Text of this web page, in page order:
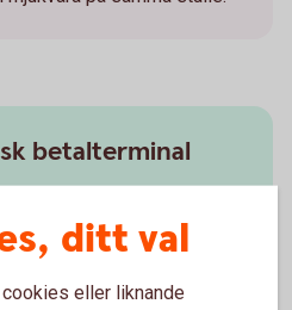
betalterminal
Express och andra
ditt val
eller liknande